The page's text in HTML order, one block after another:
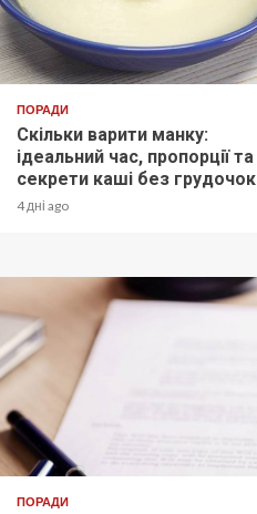
ПОРАДИ
Скільки варити манку:
ідеальний час, пропорції та
секрети каші без грудочок
4 дні ago
ПОРАДИ